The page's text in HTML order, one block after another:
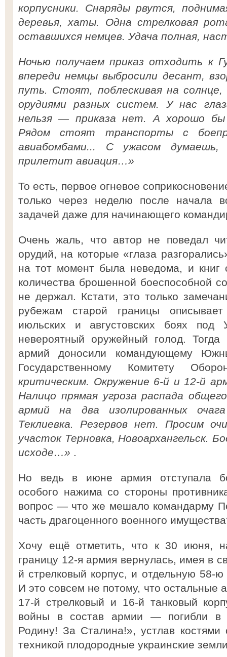
корпусники. Снаряды рвутся,
деревья, хаты. Одна стрелковая
оставшихся немцев. Удача полная,
Ночью получаем приказ отходить к
впереди немцы выбросили десант,
путь. Стоят, поблескивая на солнце,
орудиями разных систем. У нас
нельзя — приказа нет. А хорошо
Рядом стоят транспорты с
авиабомбами... С ужасом
прилетит авиация…»
То есть, первое огневое
только через неделю после начала
задачей даже для начинающего
Очень жаль, что автор не поведал
орудий, на которые «глаза
на тот момент была неведома, и книг
количества брошенной боеспособной
не держал. Кстати, это только
рубежам старой границы
июльских и августовских боях под
невероятный оружейный голод.
армий доносили командующему
Государственному Комитету
критическим. Окружение 6-й и 12-й
Налицо прямая угроза распада
армий на два изолированных
Теклиевка. Резервов нет. Просим
участок Терновка, Новоархангельск.
исходе…» .
Но ведь в июне армия отступала
особого нажима со стороны
вопрос — что же мешало командарму
часть драгоценного военного
Хочу ещё отметить, что к 30 июня,
границу 12-я армия вернулась, имея в
й стрелковый корпус, и отдельную 58-
И это совсем не потому, что остальные
17-й стрелковый и 16-й танковый
войны в состав армии — погибли в
Родину! За Сталина!», устлав
техникой плодородные украинские